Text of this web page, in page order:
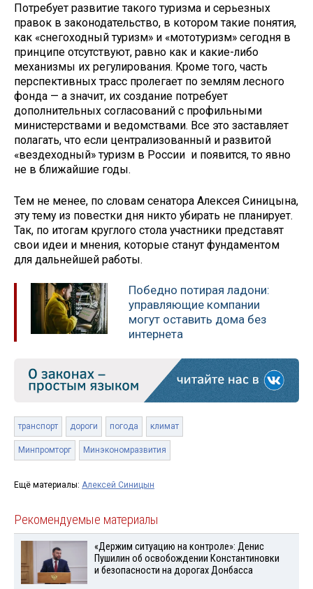
Потребует развитие такого туризма и серьезных
правок в законодательство, в котором такие понятия,
как «снегоходный туризм» и «мототуризм» сегодня в
принципе отсутствуют, равно как и какие-либо
механизмы их регулирования. Кроме того, часть
перспективных трасс пролегает по землям лесного
фонда — а значит, их создание потребует
дополнительных согласований с профильными
министерствами и ведомствами. Все это заставляет
полагать, что если централизованный и развитой
«вездеходный» туризм в России и появится, то явно
не в ближайшие годы.
Тем не менее, по словам сенатора Алексея Синицына,
эту тему из повестки дня никто убирать не планирует.
Так, по итогам круглого стола участники представят
свои идеи и мнения, которые станут фундаментом
для дальнейшей работы.
Победно потирая ладони:
управляющие компании
могут оставить дома без
интернета
транспорт дороги погода климат
Минпромторг Минэкономразвития
Ещё материалы: Алексей Синицын
Рекомендуемые материалы
«Держим ситуацию на контроле»: Денис
Пушилин об освобождении Константиновки
и безопасности на дорогах Донбасса